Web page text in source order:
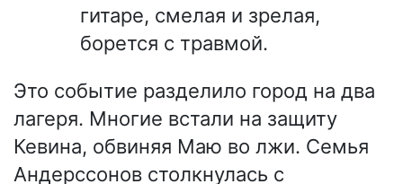
гитаре, смелая и зрелая,
борется с травмой.
Это событие разделило город на два
лагеря. Многие встали на защиту
Кевина, обвиняя Маю во лжи. Семья
Андерссонов столкнулась с